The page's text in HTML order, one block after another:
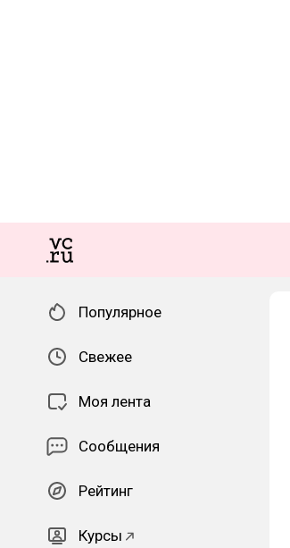
Популярное
Свежее
Моя лента
Сообщения
Рейтинг
Курсы